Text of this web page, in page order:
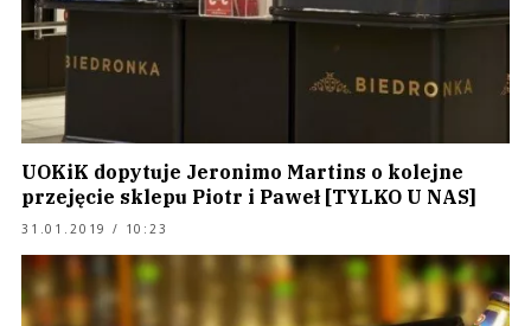
UOKiK dopytuje Jeronimo Martins o kolejne
przejęcie sklepu Piotr i Paweł [TYLKO U NAS]
31.01.2019 / 10:23